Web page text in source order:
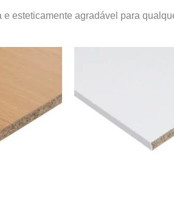
esteticamente agradável para